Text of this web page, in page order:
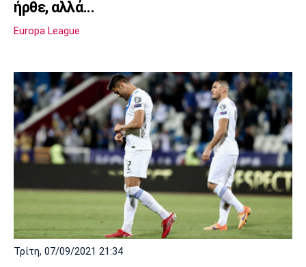
ήρθε, αλλά...
Europa League
Τρίτη, 07/09/2021 21:34